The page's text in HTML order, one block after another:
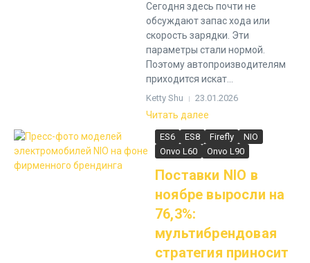
Сегодня здесь почти не
обсуждают запас хода или
скорость зарядки. Эти
параметры стали нормой.
Поэтому автопроизводителям
приходится искат...
Ketty Shu 23.01.2026
Читать далее
ES6 ES8 Firefly
NIO
Onvo L60
Onvo L90
Поставки NIO в
ноябре выросли на
76,3%:
мультибрендовая
стратегия приносит